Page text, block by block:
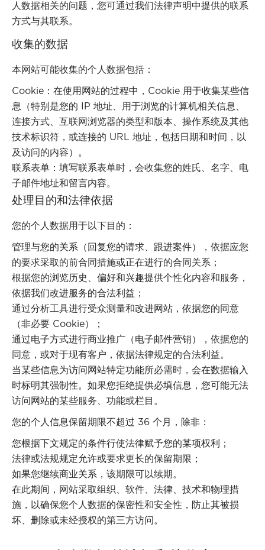
人数据相关的问题，您可通过我们法律声明中提供的联系
方式与其联系。
收集的数据
本网站可能收集的个人数据包括：
Cookie：在使用网站的过程中，Cookie 用于收集某些信
息（特别是您的 IP 地址、用于浏览的计算机相关信息、
连接方式、互联网浏览器的类型和版本、操作系统及其他
技术标识符，或连接的 URL 地址，包括日期和时间，以
及访问的内容）。
联系表单：填写联系表单时，会收集您的姓氏、名字、电
子邮件地址和留言内容。
处理目的和法律依据
您的个人数据用于以下目的：
管理与您的关系（回复您的请求、跟进案件），依据应您
的要求采取的前合同措施或正在进行的合同关系；
根据您的浏览历史、偏好和兴趣提供个性化内容和服务，
依据我们改进服务的合法利益；
通过分析工具进行受众测量和改进网站，依据您的同意
（非必要 Cookie）；
通过电子方式进行商业推广（电子邮件营销），依据您的
同意，或对于现有客户，依据法律规定的合法利益。
当某些信息为访问网站特定功能所必需时，会在数据输入
时标明其强制性。如果您拒绝提供必填信息，您可能无法
访问网站的某些服务、功能或栏目。
您的个人信息保留期限不超过 36 个月，除非：
您根据下文规定的条件行使法律赋予您的某项权利；
法律或法规规定允许或要求更长的保留期限；
如果您继续商业关系，该期限可以续期。
在此期间，网站采取组织、软件、法律、技术和物理措
施，以确保您个人数据的保密性和安全性，防止其被损
坏、删除或未经授权的第三方访问。